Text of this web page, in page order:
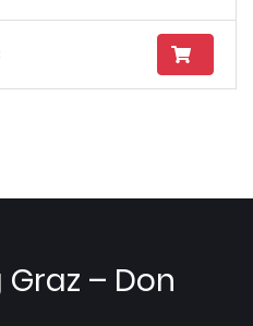
– Don